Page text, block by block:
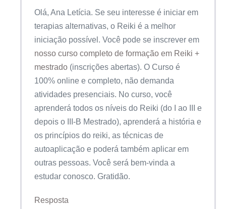
Olá, Ana Letícia. Se seu interesse é iniciar em
terapias alternativas, o Reiki é a melhor
iniciação possível. Você pode se inscrever em
nosso curso completo de formação em Reiki +
mestrado (inscrições abertas). O Curso é
100% online e completo, não demanda
atividades presenciais. No curso, você
aprenderá todos os níveis do Reiki (do I ao III e
depois o III-B Mestrado), aprenderá a história e
os princípios do reiki, as técnicas de
autoaplicação e poderá também aplicar em
outras pessoas. Você será bem-vinda a
estudar conosco. Gratidão.
Resposta